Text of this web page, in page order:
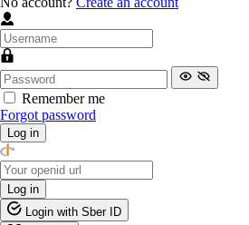
Remember me
Forgot password
Log in
Log in
Login with Sber ID